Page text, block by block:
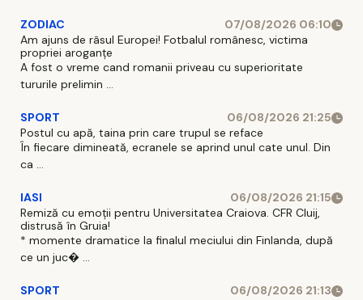
ZODIAC
07/08/2026 06:10
Am ajuns de râsul Europei! Fotbalul românesc, victima
propriei aroganțe
A fost o vreme cand romanii priveau cu superioritate
tururile prelimin ...
SPORT
06/08/2026 21:25
Postul cu apă, taina prin care trupul se reface
În fiecare dimineată, ecranele se aprind unul cate unul. Din
ca ...
IASI
06/08/2026 21:15
Remiză cu emoții pentru Universitatea Craiova. CFR Cluij,
distrusă în Gruia!
* momente dramatice la finalul meciului din Finlanda, după
ce un juc� ...
SPORT
06/08/2026 21:13